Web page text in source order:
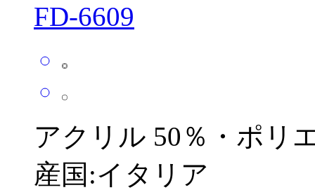
FD-6609
アクリル 50％・ポリ
産国:イタリア